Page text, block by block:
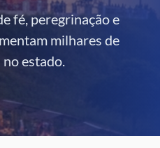
fé, peregrinação e
milhares de
estado.